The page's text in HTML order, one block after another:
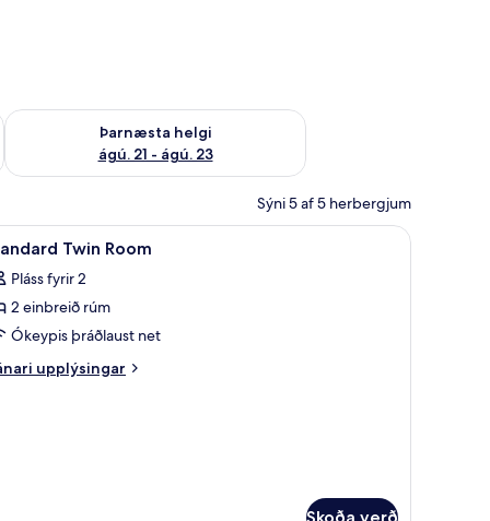
16
Þarnæsta helgi
ágú. 21 - ágú. 23
Athuga framboð þarnæstu helgi ágú. 21 - ágú. 23
Sýni 5 af 5 herbergjum
vinnuaðstaða fyrir fartölvur, myrkratjöld/-gardínur
Skrifborð, vinnuaðstaða fyrir fartölvur,
1 Twin Room
Pláss fyrir 2
2 einbreið rúm
Ókeypis þráðlaust net
upplýsingar